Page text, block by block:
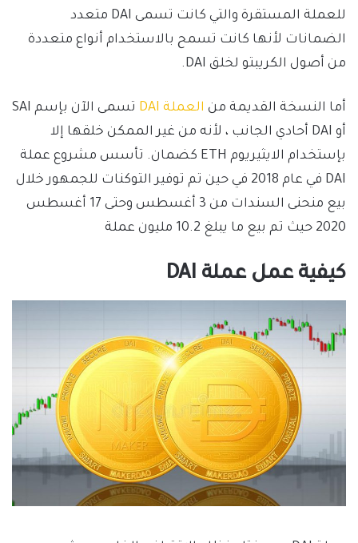
للعملة المستقرة والتي كانت تسمى DAI متعدد
الضمانات لأنها كانت تسمح بالاستخدام أنواع متعددة
من أصول الكريبتو لخلق DAI.
أما النسخة القديمة من العملة DAI
تسمى الآن بإسم SAI
أو DAI أحادي الجانب ، لأنه من غير الممكن خلقها إلا
بإستخدام الايثيريوم ETH كضمان. تأسس مشروع عملة
DAI في عام 2018 في حين تم توفير التوكنات للجمهور خلال
بيع منحنى السندات من 3 أغسطس وحتى 17 أغسطس
2020 حيث تم بيع ما يبلغ 10.2 مليون عملة
كيفية عمل عملة DAI